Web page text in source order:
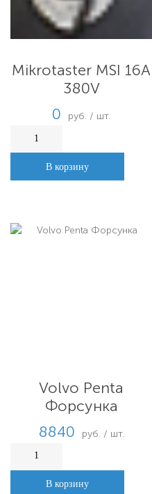
Mikrotaster MSI 16A
380V
0
руб. / шт.
В корзину
Volvo Penta
Форсунка
8840
руб. / шт.
В корзину